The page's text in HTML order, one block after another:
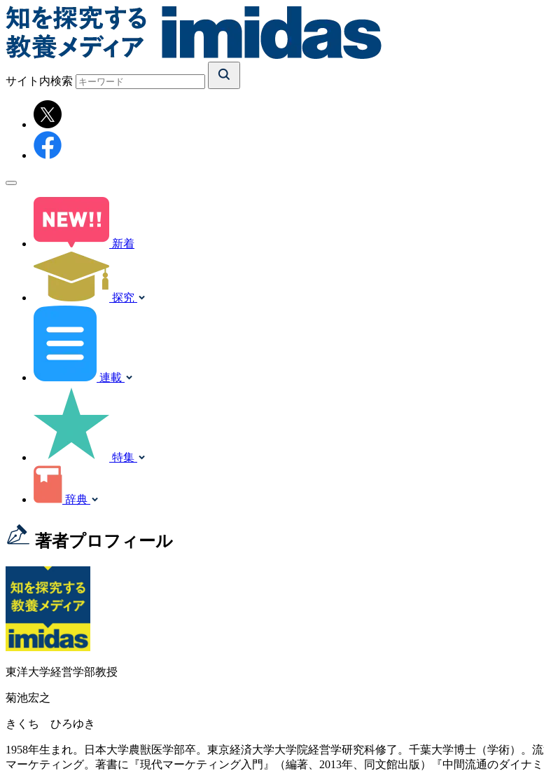
サイト内検索
新着
探究
連載
特集
辞典
著者プロフィール
東洋大学経営学部教授
菊池宏之
きくち ひろゆき
1958年生まれ。日本大学農獣医学部卒。東京経済大学大学院経営学研究科修了。千葉大学博士（学術）。
マーケティング。著書に『現代マーケティング入門』（編著、2013年、同文館出版）『中間流通のダイナ